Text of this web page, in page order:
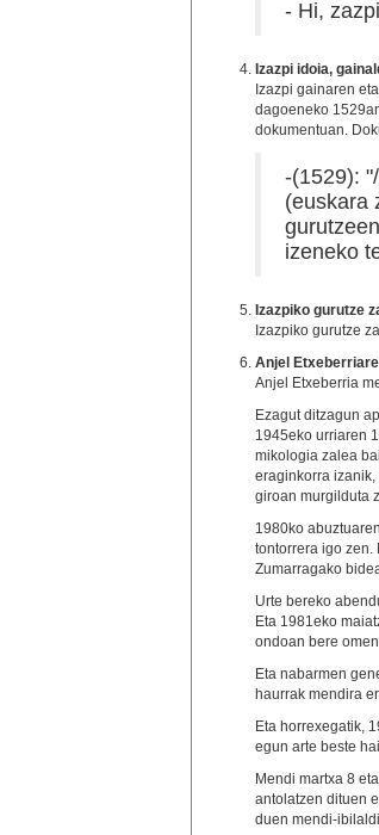
- Hi,
Izazpi idoia,
Izazpi gainaren
dagoeneko
dokumentuan.
-(1529):
(euskara
izeneko
Izazpiko gurutze
Izazpiko gurutze
Anjel
Anjel Etxeberria
Ezagut ditzagun
1945eko urriaren
mikologia zalea
eraginkorra
giroan murgilduta
1980ko
tontorrera igo zen.
Zumarragako
Urte bereko
Eta 1981eko
ondoan bere
Eta nabarmen
haurrak mendira
Eta horrexegatik,
egun arte beste
Mendi martxa 8
antolatzen dituen
duen mendi-